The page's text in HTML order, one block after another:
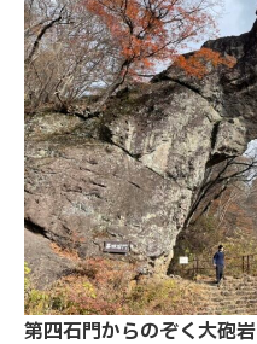
第四石門からのぞく大砲岩